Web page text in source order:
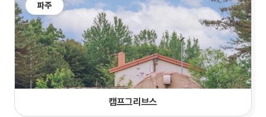
파주
캠프그리브스